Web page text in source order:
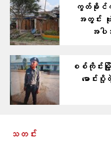
ကွတ်ခိုင်က
အတွင်း
အပ
စစ်ကိုင်း
မောင်
သတင်း